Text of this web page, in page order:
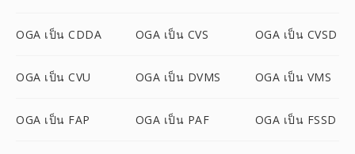
OGA เป็น CDDA OGA เป็น CVS OGA เป็น CVSD
OGA เป็น CVU OGA เป็น DVMS OGA เป็น VMS
OGA เป็น FAP OGA เป็น PAF OGA เป็น FSSD